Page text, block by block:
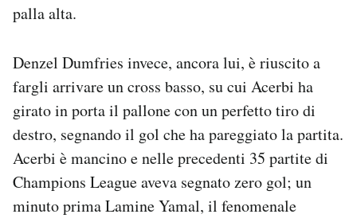
palla alta.
Denzel Dumfries invece, ancora lui, è riuscito a
fargli arrivare un cross basso, su cui Acerbi ha
girato in porta il pallone con un perfetto tiro di
destro, segnando il gol che ha pareggiato la partita.
Acerbi è mancino e nelle precedenti 35 partite di
Champions League aveva segnato zero gol; un
minuto prima Lamine Yamal, il fenomenale